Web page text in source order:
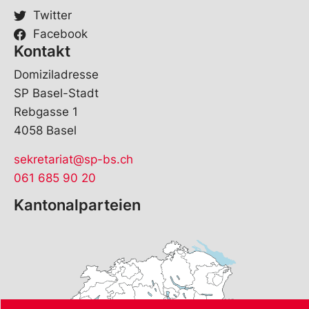
Twitter
Facebook
Kontakt
Domiziladresse
SP Basel-Stadt
Rebgasse 1
4058 Basel
sekretariat@sp-bs.ch
061 685 90 20
Kantonalparteien